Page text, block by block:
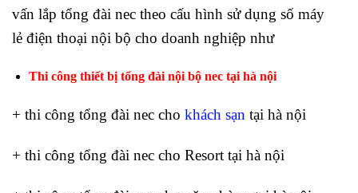
vấn lắp tổng đài nec theo cấu hình sử dụng số máy
lẻ điện thoại nội bộ cho doanh nghiệp như
Thi công thiết bị tổng đài nội bộ nec tại hà nội
+ thi công tổng đài nec cho khách sạn tại hà nội
+ thi công tổng đài nec cho Resort tại hà nội